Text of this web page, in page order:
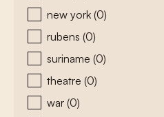
new york (0)
rubens (0)
suriname (0)
theatre (0)
war (0)